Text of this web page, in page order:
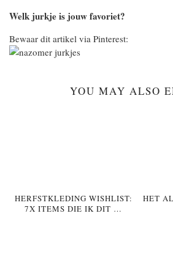
Welk jurkje is jouw favoriet?
Bewaar dit artikel via Pinterest:
YOU MAY ALSO
HERFSTKLEDING WISHLIST:
7X ITEMS DIE IK DIT …
HET